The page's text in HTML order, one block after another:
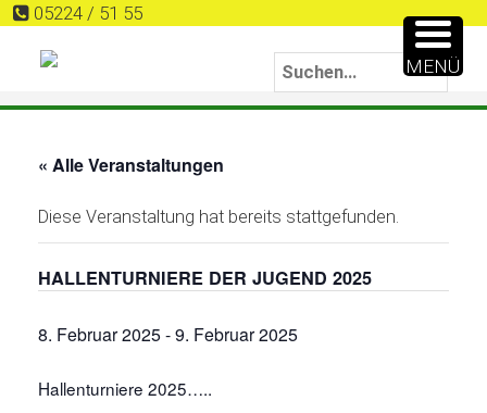
05224 / 51 55
« Alle Veranstaltungen
Diese Veranstaltung hat bereits stattgefunden.
HALLENTURNIERE DER JUGEND 2025
8. Februar 2025-9. Februar 2025
Hallenturniere 2025…..
MENÜ